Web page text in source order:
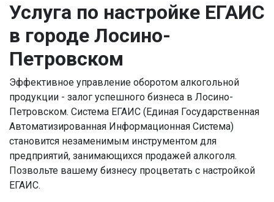
Услуга по настройке ЕГАИС
в городе Лосино-
Петровском
Эффективное управление оборотом алкогольной
продукции - залог успешного бизнеса в Лосино-
Петровском. Система ЕГАИС (Единая Государственная
Автоматизированная Информационная Система)
становится незаменимым инструментом для
предприятий, занимающихся продажей алкоголя.
Позвольте вашему бизнесу процветать с настройкой
ЕГАИС.